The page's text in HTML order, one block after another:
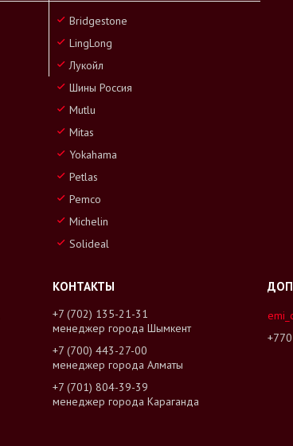
Bridgestone
LingLong
Лукойл
Шины Россия
Mutlu
Mitas
Yokahama
Petlas
Pemco
Michelin
Solideal
+7 (702) 135-21-31
менеджер города Шымкент
+7 (700) 443-27-00
менеджер города Алматы
+7 (701) 804-39-39
менеджер города Караганда